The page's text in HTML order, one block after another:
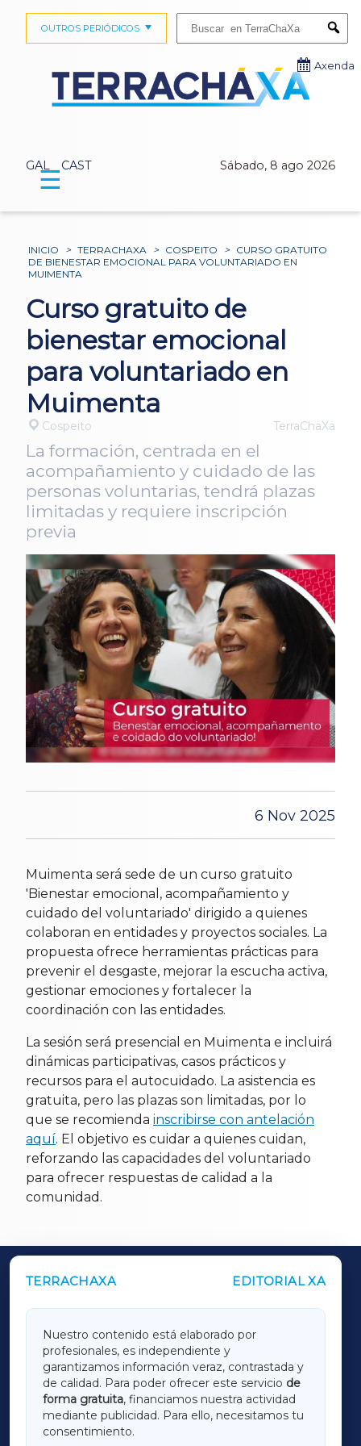
GAL CAST Sábado, 8 ago 2026
OUTROS PERIÓDICOS
Axenda
☰
INICIO > TERRACHAXA > COSPEITO > CURSO GRATUITO
DE BIENESTAR EMOCIONAL PARA VOLUNTARIADO EN
MUIMENTA
Curso gratuito de
bienestar emocional
para voluntariado en
Muimenta
Cospeito TerraChaXa
La formación, centrada en el
acompañamiento y cuidado de las
personas voluntarias, tendrá plazas
limitadas y requiere inscripción
previa
6 Nov 2025
Muimenta será sede de un curso gratuito
'Bienestar emocional, acompañamiento y
cuidado del voluntariado' dirigido a quienes
colaboran en entidades y proyectos sociales. La
propuesta ofrece herramientas prácticas para
prevenir el desgaste, mejorar la escucha activa,
gestionar emociones y fortalecer la
coordinación con las entidades.
La sesión será presencial en Muimenta e incluirá
dinámicas participativas, casos prácticos y
recursos para el autocuidado. La asistencia es
gratuita, pero las plazas son limitadas, por lo
que se recomienda inscribirse con antelación
aquí. El objetivo es cuidar a quienes cuidan,
reforzando las capacidades del voluntariado
para ofrecer respuestas de calidad a la
comunidad.
TERRACHAXA EDITORIAL XA
Nuestro contenido está elaborado por
profesionales, es independiente y
garantizamos información veraz, contrastada y
de calidad. Para poder ofrecer este servicio de
forma gratuita, financiamos nuestra actividad
mediante publicidad. Para ello, necesitamos tu
consentimiento.
OUTROS PERIÓDICOS
LUGOXA
TERRACHAXA